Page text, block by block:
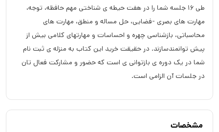
طى 16 جلسه شما را در هفت حیطه ى شناختى مهم حافظه، توجه،
مهارت هاى بصرى -فضایى، حل مساله و منطق، مهارت هاى
محاسباتى، بازشناسى چهره و احساسات و مهارتهاى کلامى بیش از
پیش توانمندسازند. در حقیقت خرید این کتاب به منزله ى ثبت نام
شما در یک دوره ى بازتوانى ى است که حضور و مشارکت فعال تان
در جلسات آن الزامى است.
مشخصات